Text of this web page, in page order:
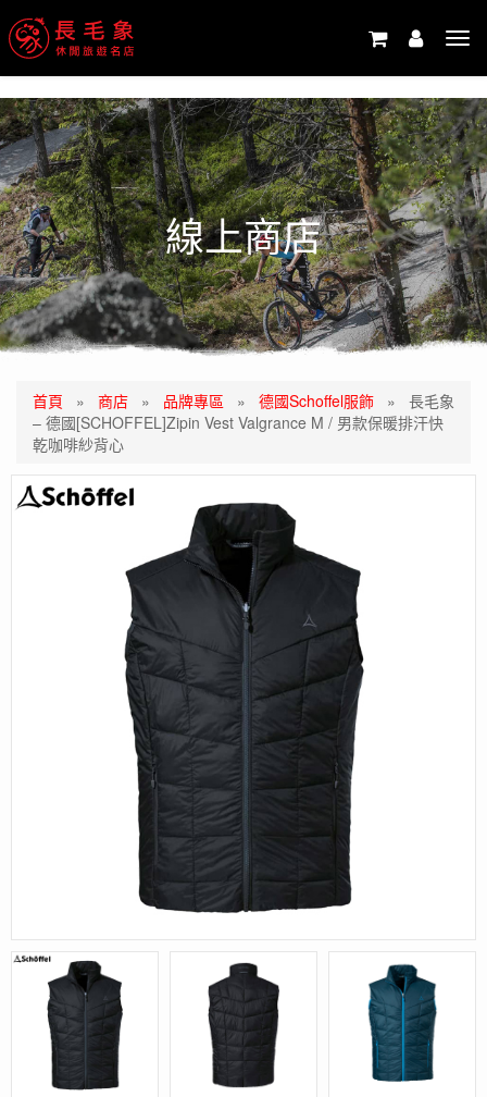
線上商店
首頁 » 商店 » 品牌專區 » 德國Schoffel服飾 » 長毛象
– 德國[SCHOFFEL]Zipin Vest Valgrance M / 男款保暖排汗快
乾咖啡紗背心